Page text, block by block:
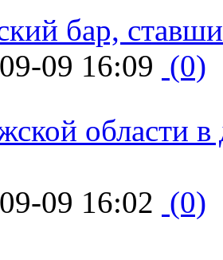
бар,
09 16:09 (0)
области в
09 16:02 (0)